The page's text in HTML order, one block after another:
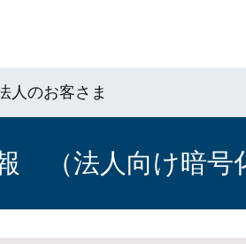
人のお客さま
（法人向け暗号